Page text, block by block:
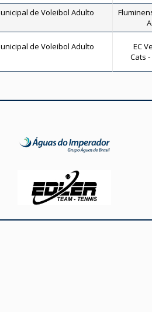
de Voleibol Adulto
de Voleibol Adulto
EC
Cats